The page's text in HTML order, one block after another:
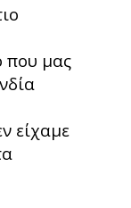
που μας
είχαμε